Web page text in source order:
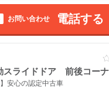
お問い合わせ 電話する
ライドドア 前後コーナ
安心の認定中古車